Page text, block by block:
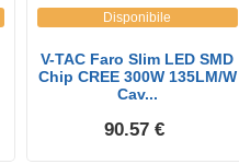
Disponibile
V-TAC Faro Slim LED SMD
Chip CREE 300W 135LM/W
Cav...
90.57 €